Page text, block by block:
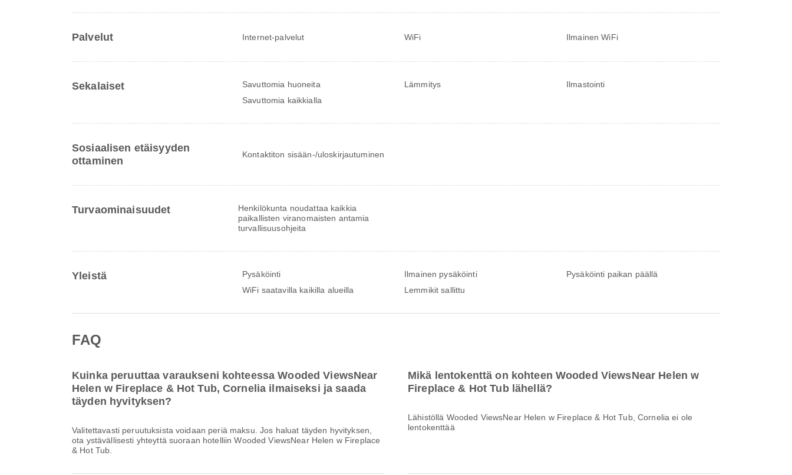
Palvelut Internet-palvelut WiFi Ilmainen WiFi
Sekalaiset Savuttomia huoneita Lämmitys
Ilmastointi
Savuttomia kaikkialla
Sosiaalisen etäisyyden
ottaminen
Kontaktiton sisään-/uloskirjautuminen
Turvaominaisuudet
Henkilökunta noudattaa kaikkia
paikallisten viranomaisten antamia
turvallisuusohjeita
Yleistä Pysäköinti Ilmainen pysäköinti
Pysäköinti paikan päällä
WiFi saatavilla kaikilla alueilla
Lemmikit sallittu
FAQ
Kuinka peruuttaa varaukseni kohteessa Wooded ViewsNear
Helen w Fireplace & Hot Tub, Cornelia ilmaiseksi ja saada
täyden hyvityksen?
Valitettavasti peruutuksista voidaan periä maksu. Jos haluat täyden hyvityksen,
ota ystävällisesti yhteyttä suoraan hotelliin Wooded ViewsNear Helen w Fireplace
& Hot Tub.
Mikä lentokenttä on kohteen Wooded ViewsNear Helen w
Fireplace & Hot Tub lähellä?
Lähistöllä Wooded ViewsNear Helen w Fireplace & Hot Tub, Cornelia ei ole
lentokenttää